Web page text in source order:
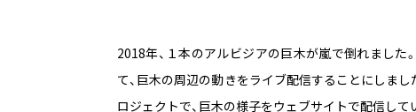
2018年、１本のアルビジアの巨木が嵐で倒れました
て、巨木の周辺の動きをライブ配信することにしま
ロジェクトで、巨木の様子をウェブサイトで配信して